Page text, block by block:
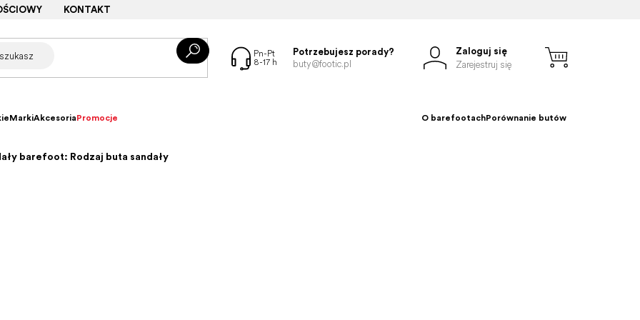
KONTAKT
Potrzebujesz porady?
buty@footic.pl
Zaloguj się
Zarejestruj się
MarkiAkcesoriaPromocje O barefootachPorównanie butów
barefoot: Rodzaj buta sandały